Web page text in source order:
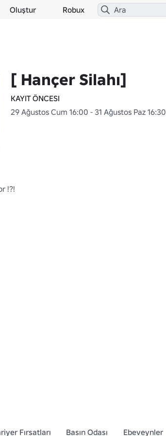
Oluştur Robux
[ Hançer Silahı]
KAYIT ÖNCESI
29 Ağustos Cum 16:00 - 31 Ağustos Paz 16:30
!?!
Fırsatları Basın Odası Ebeveynler